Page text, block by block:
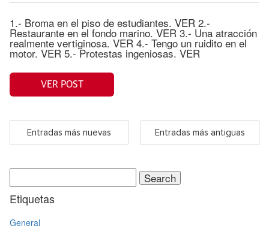
1.- Broma en el piso de estudiantes. VER 2.-
Restaurante en el fondo marino. VER 3.- Una atracción
realmente vertiginosa. VER 4.- Tengo un ruidito en el
motor. VER 5.- Protestas ingeniosas. VER
VER POST
Entradas más nuevas Entradas más antiguas
Search
for:
Etiquetas
General